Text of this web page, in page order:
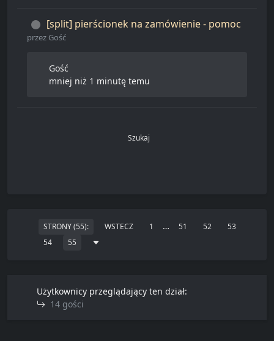
[split] pierścionek na zamówienie - pomoc
przez Gość
Gość
mniej niż 1 minutę temu
Szukaj
STRONY (55): WSTECZ 1 … 51 52
53
54
55
Użytkownicy przeglądający ten dział:
14 gości